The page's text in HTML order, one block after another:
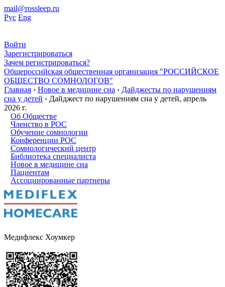
mail@rossleep.ru
Рус Eng
Войти
Зарегистрироваться
Зачем регистрироваться?
Общероссийская общественная организация "РОССИЙСКОЕ
ОБЩЕСТВО СОМНОЛОГОВ"
Главная › Новое в медицине сна › Дайджесты по нарушениям
сна у детей › Дайджест по нарушениям сна у детей, апрель
2026 г.
Об Обществе
Членство в РОС
Обучение сомнологии
Конференции РОС
Сомнологический центр
Библиотека специалиста
Новое в медицине сна
Пациентам
Ассоциированные партнеры
Медифлекс Хоумкер